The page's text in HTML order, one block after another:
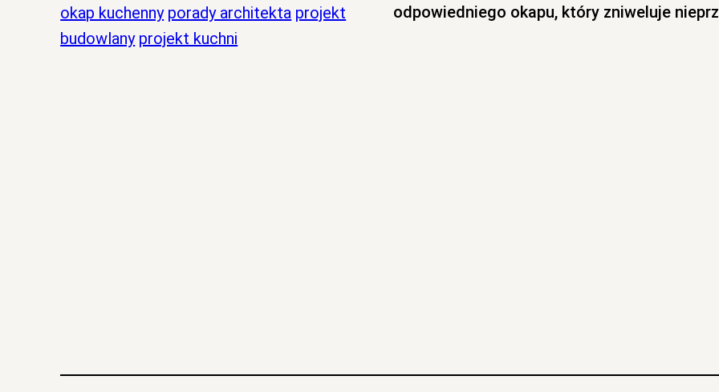
okap kuchenny porady architekta projekt
budowlany projekt kuchni
odpowiedniego okapu, który zniweluje